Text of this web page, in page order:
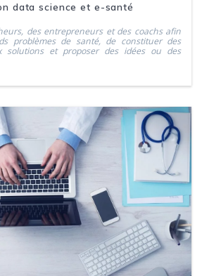
data science et e-santé
des entrepreneurs et des coachs afin
problèmes de santé, de constituer des
solutions et proposer des idées ou des